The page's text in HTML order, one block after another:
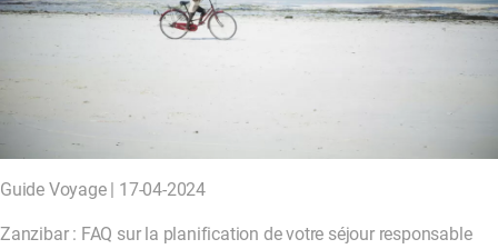
Guide Voyage | 17-04-2024
Zanzibar : FAQ sur la planification de votre séjour responsable